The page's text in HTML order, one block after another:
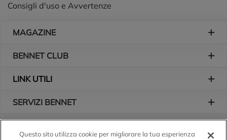
Consigli d'uso e Avvertenze
MAGAZINE
BENNET CLUB
LINK UTILI
SERVIZI BENNET
Questo sito utilizza cookie per migliorare la tua esperienza